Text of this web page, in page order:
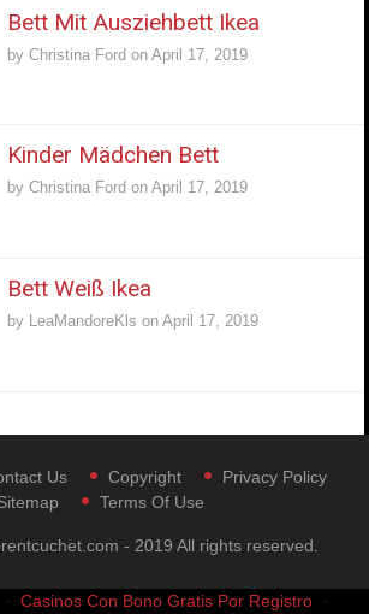
Bett Mit Ausziehbett Ikea
by Christina Ford on April 17, 2019
Kinder Mädchen Bett
by Christina Ford on April 17, 2019
Bett Weiß Ikea
by LeaMandoreKls on April 17, 2019
Us Copyright
Privacy Policy
Terms Of Use
- 2019 All rights reserved.
· Casinos Con Bono Gratis Por Registro ·